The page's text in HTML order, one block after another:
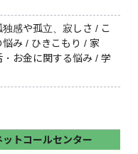
感や孤立、寂しさ / こ
み / ひきこもり / 家
お金に関する悩み / 学
ットコールセンター